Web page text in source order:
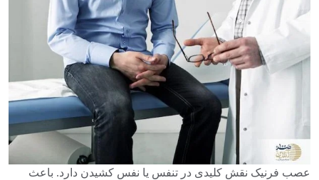
عصب فرنیک نقش کلیدی در تنفس یا نفس کشیدن دارد. باعث